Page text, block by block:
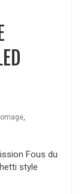
,
Fous du
style